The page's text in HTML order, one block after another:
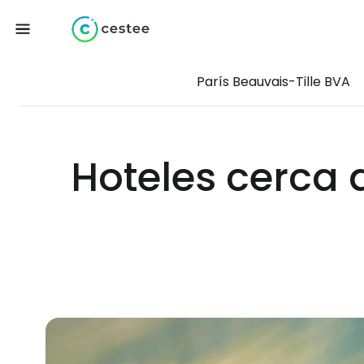
París Beauvais-Tille BVA
Hoteles cerca